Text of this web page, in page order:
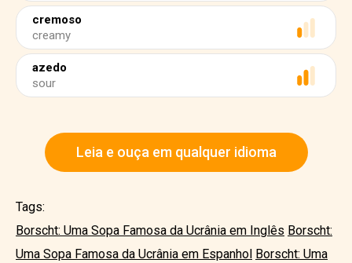
cremoso
creamy
azedo
sour
Leia e ouça em qualquer idioma
Tags:
Borscht: Uma Sopa Famosa da Ucrânia em Inglês Borscht:
Uma Sopa Famosa da Ucrânia em Espanhol Borscht: Uma